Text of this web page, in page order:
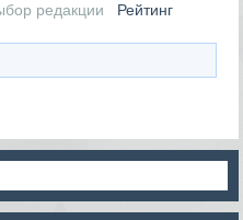
редакции Рейтинг